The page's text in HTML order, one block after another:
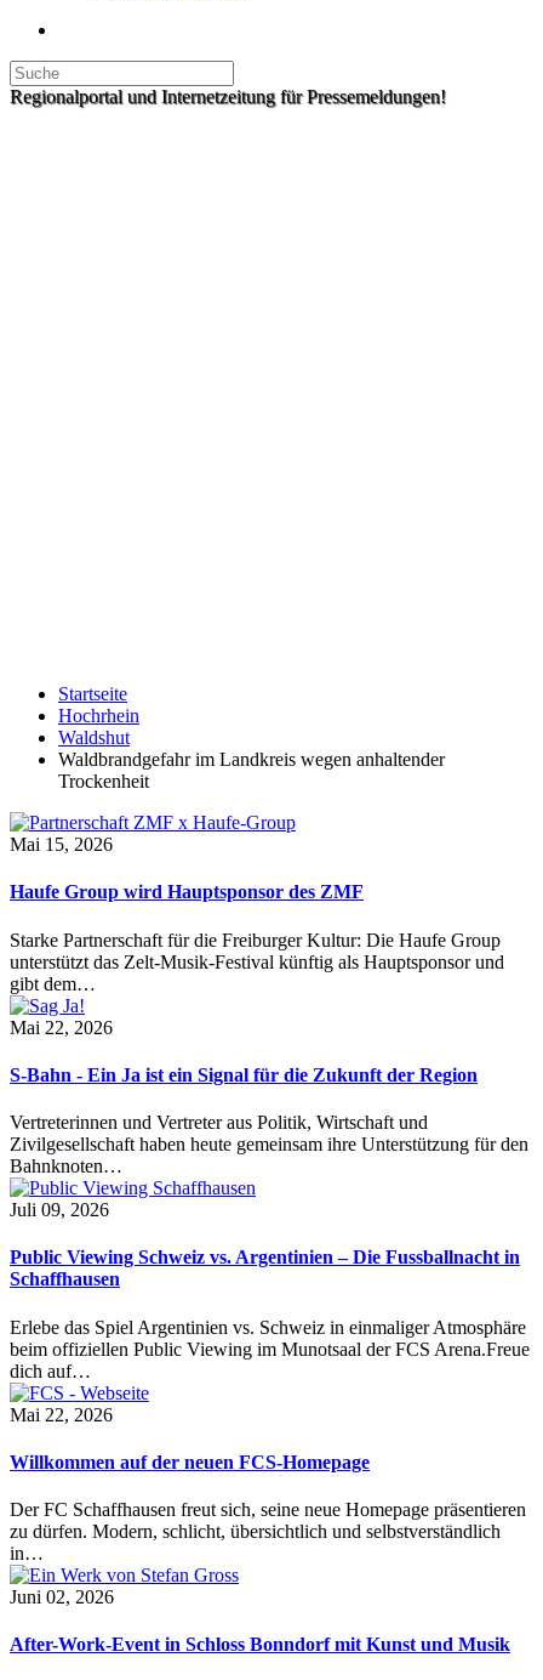
Regionalportal und Internetzeitung für Pressemeldungen!
Startseite
Hochrhein
Waldshut
Waldbrandgefahr im Landkreis wegen anhaltender
Trockenheit
Mai 15, 2026
Haufe Group wird Hauptsponsor des ZMF
Starke Partnerschaft für die Freiburger Kultur: Die Haufe Group
unterstützt das Zelt-Musik-Festival künftig als Hauptsponsor und
gibt dem…
Mai 22, 2026
S-Bahn - Ein Ja ist ein Signal für die Zukunft der Region
Vertreterinnen und Vertreter aus Politik, Wirtschaft und
Zivilgesellschaft haben heute gemeinsam ihre Unterstützung für den
Bahnknoten…
Juli 09, 2026
Public Viewing Schweiz vs. Argentinien – Die Fussballnacht in
Schaffhausen
Erlebe das Spiel Argentinien vs. Schweiz in einmaliger Atmosphäre
beim offiziellen Public Viewing im Munotsaal der FCS Arena.Freue
dich auf…
Mai 22, 2026
Willkommen auf der neuen FCS-Homepage
Der FC Schaffhausen freut sich, seine neue Homepage präsentieren
zu dürfen. Modern, schlicht, übersichtlich und selbstverständlich
in…
Juni 02, 2026
After-Work-Event in Schloss Bonndorf mit Kunst und Musik